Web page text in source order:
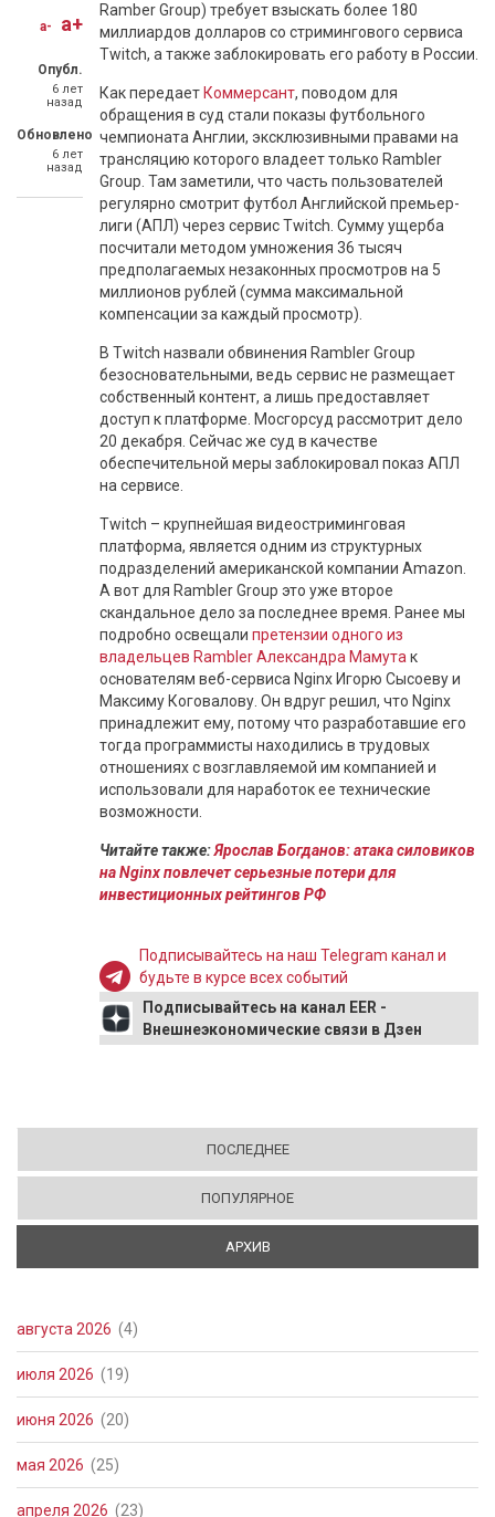
a- a+
Опубл.
6 лет
назад
Обновлено
6 лет
назад
Ramber Group) требует взыскать более 180
миллиардов долларов со стримингового сервиса
Twitch, а также заблокировать его работу в России.
Как передает Коммерсант, поводом для
обращения в суд стали показы футбольного
чемпионата Англии, эксклюзивными правами на
трансляцию которого владеет только Rambler
Group. Там заметили, что часть пользователей
регулярно смотрит футбол Английской премьер-
лиги (АПЛ) через сервис Twitch. Сумму ущерба
посчитали методом умножения 36 тысяч
предполагаемых незаконных просмотров на 5
миллионов рублей (сумма максимальной
компенсации за каждый просмотр).
В Twitch назвали обвинения Rambler Group
безосновательными, ведь сервис не размещает
собственный контент, а лишь предоставляет
доступ к платформе. Мосгорсуд рассмотрит дело
20 декабря. Сейчас же суд в качестве
обеспечительной меры заблокировал показ АПЛ
на сервисе.
Twitch – крупнейшая видеостриминговая
платформа, является одним из структурных
подразделений американской компании Amazon.
А вот для Rambler Group это уже второе
скандальное дело за последнее время. Ранее мы
подробно освещали претензии одного из
владельцев Rambler Александра Мамута к
основателям веб-сервиса Nginx Игорю Сысоеву и
Максиму Коговалову. Он вдруг решил, что Nginx
принадлежит ему, потому что разработавшие его
тогда программисты находились в трудовых
отношениях с возглавляемой им компанией и
использовали для наработок ее технические
возможности.
Читайте также:Ярослав Богданов: атака силовиков
на Nginx повлечет серьезные потери для
инвестиционных рейтингов РФ
Подписывайтесь на наш Telegram канал и
будьте в курсе всех событий
Подписывайтесь на канал EER -
Внешнеэкономические связи в Дзен
ПОСЛЕДНЕЕ
ПОПУЛЯРНОЕ
АРХИВ
августа 2026 (4)
июля 2026 (19)
июня 2026 (20)
мая 2026 (25)
апреля 2026 (23)